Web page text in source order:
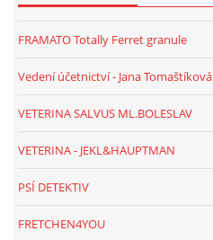
FRAMATO Totally Ferret granule
Vedení účetnictví - Jana Tomaštíková
VETERINA SALVUS ML.BOLESLAV
VETERINA - JEKL&HAUPTMAN
PSÍ DETEKTIV
FRETCHEN4YOU